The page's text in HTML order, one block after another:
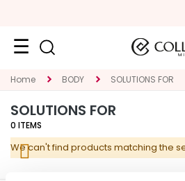
Face
C
A
T
E
Home BODY SOLUTIONS FOR
SOLUTIONS FOR
0 ITEMS
We can't find products matching the